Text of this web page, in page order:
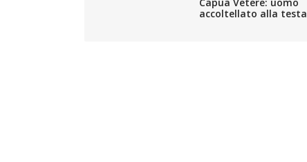
accoltellato alla testa